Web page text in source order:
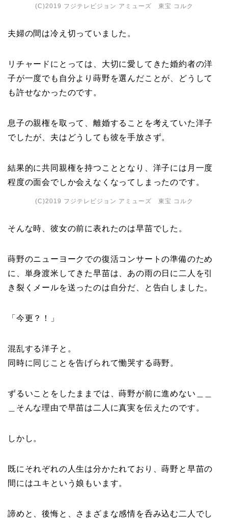
(C)2019 フジテレビジョン アミューズ 東宝 コルク
夫婦の間は冷え切っていました。
リチャードにとっては、大切に愛してきた婚約者の洋
子が一度でも自分より蒔野を選んだことが、どうして
も許せなかったのです。
息子の親権を取って、離婚することを考えていた洋子
でしたが、夫はどうしても彼を手放さず。
結果的に共同親権を持つこととなり、洋子には月一度
程度の面会でしか会えなくなってしまったのです。
(C)2019 フジテレビジョン アミューズ 東宝 コルク
そんな時、彼女の前に表れたのは早苗でした。
蒔野のニューヨークでの復活コンサートの準備のため
に、単身渡米してきた早苗は、あの雨の日に二人を引
き裂くメールを送ったのは自分だ、と告白しました。
「今更？！」
混乱する洋子と。
同時に同じことを告げられて慟哭する蒔野。
ずるいことをしたままでは、蒔野が前に進めない＿＿
＿そんな理由で早苗は二人に真実を伝えたのです。
しかし。
既にそれぞれの人生は分かたれており、蒔野と早苗の
間にはユキという娘もいます。
諦めと、後悔と、さまざまな感情を呑み込む二人でし